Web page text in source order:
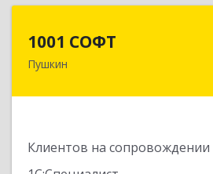
1001 СОФТ
Пушкин
Клиентов на сопровождении